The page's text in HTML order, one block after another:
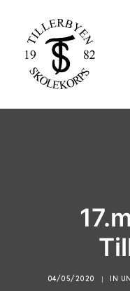
KONTAKT OSS
MELDE DEG INN
04/05/2020 | IN